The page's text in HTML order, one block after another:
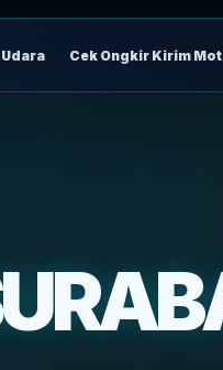
Cek Ongkir Kirim